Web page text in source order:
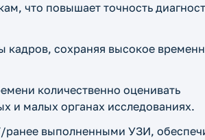
что повышает точность
кадров, сохраняя высокое
количественно оценивать
и малых органах исследованиях.
выполненными УЗИ,